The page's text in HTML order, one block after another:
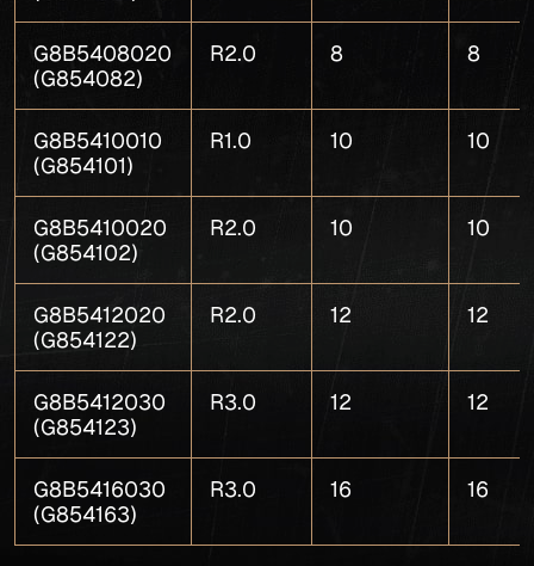
G8B5408020
(G854082)
R2.0 8 8
G8B5410010
(G854101)
R1.0 10 10
G8B5410020
(G854102)
R2.0 10 10
G8B5412020
(G854122)
R2.0 12 12
G8B5412030
(G854123)
R3.0 12 12
G8B5416030
(G854163)
R3.0 16 16